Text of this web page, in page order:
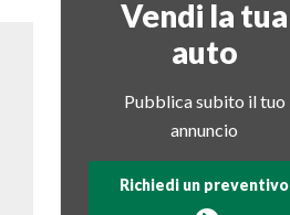
Vendi la tua
auto
Pubblica subito il tuo
annuncio
Richiedi un preventivo